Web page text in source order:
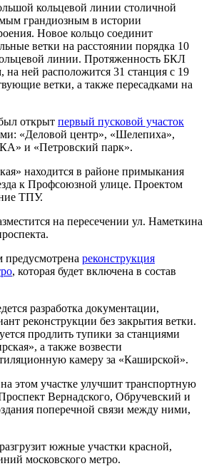
кольцевой линии столичной
грандиозным в истории
Новое кольцо соединит
ветки на расстоянии порядка 10
линии. Протяженность БКЛ
на ней расположится 31 станция с 19
ветки, а также пересадками на
открыт первый пусковой участок
«Деловой центр», «Шелепиха»,
и «Петровский парк».
находится в районе примыкания
к Профсоюзной улице. Проектом
ТПУ.
на пересечении ул. Наметкина
предусмотрена реконструкция
, которая будет включена в состав
разработка документации,
реконструкции без закрытия ветки.
продлить тупики за станциями
а также возвести
камеру за «Каширской».
этом участке улучшит транспортную
Вернадского, Обручевский и
поперечной связи между ними,
южные участки красной,
московского метро.